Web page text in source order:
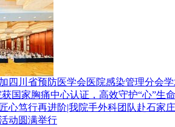
四川省预防医学会医院感染管理分会
国家胸痛中心认证，高效守护“心”生命
心笃行再进阶|我院手外科团队赴石家
动圆满举行